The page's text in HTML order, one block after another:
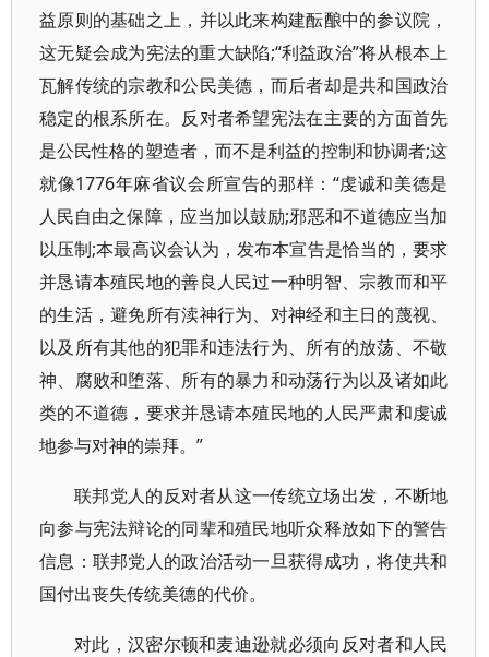
益原则的基础之上，并以此来构建酝酿中的参议院，
这无疑会成为宪法的重大缺陷;“利益政治”将从根本上
瓦解传统的宗教和公民美德，而后者却是共和国政治
稳定的根系所在。反对者希望宪法在主要的方面首先
是公民性格的塑造者，而不是利益的控制和协调者;这
就像1776年麻省议会所宣告的那样：“虔诚和美德是
人民自由之保障，应当加以鼓励;邪恶和不道德应当加
以压制;本最高议会认为，发布本宣告是恰当的，要求
并恳请本殖民地的善良人民过一种明智、宗教而和平
的生活，避免所有渎神行为、对神经和主日的蔑视、
以及所有其他的犯罪和违法行为、所有的放荡、不敬
神、腐败和堕落、所有的暴力和动荡行为以及诸如此
类的不道德，要求并恳请本殖民地的人民严肃和虔诚
地参与对神的崇拜。”
联邦党人的反对者从这一传统立场出发，不断地
向参与宪法辩论的同辈和殖民地听众释放如下的警告
信息：联邦党人的政治活动一旦获得成功，将使共和
国付出丧失传统美德的代价。
对此，汉密尔顿和麦迪逊就必须向反对者和人民